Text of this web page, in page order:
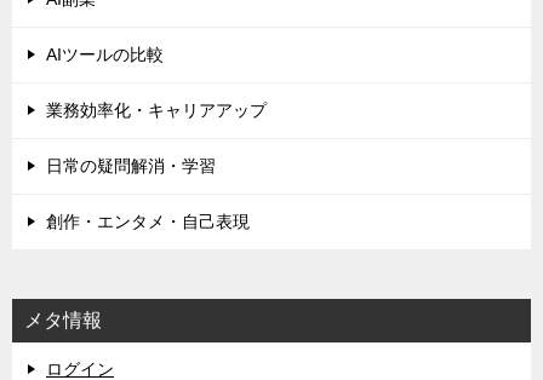
ー
シ AIツールの比較
業務効率化・キャリアアップ
日常の疑問解消・学習
創作・エンタメ・自己表現
メタ情報
ログイン